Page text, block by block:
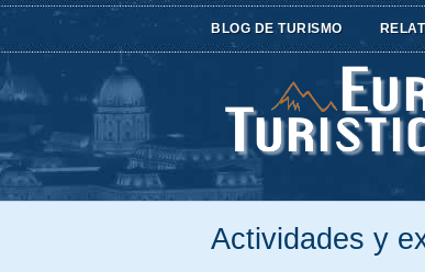
BLOG DE TURISMO
Actividades y